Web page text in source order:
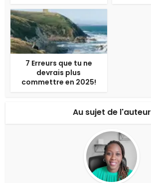
7 Erreurs que tu ne
devrais plus
commettre en 2025!
Au sujet de l'auteur